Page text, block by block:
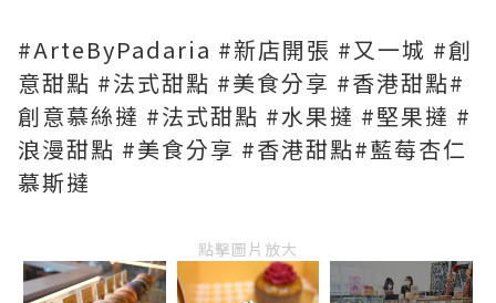
#ArteByPadaria #新店開張 #又一城 #創
意甜點 #法式甜點 #美食分享 #香港甜點#
創意慕絲撻 #法式甜點 #水果撻 #堅果撻 #
浪漫甜點 #美食分享 #香港甜點#藍莓杏仁
慕斯撻
點擊圖片放大